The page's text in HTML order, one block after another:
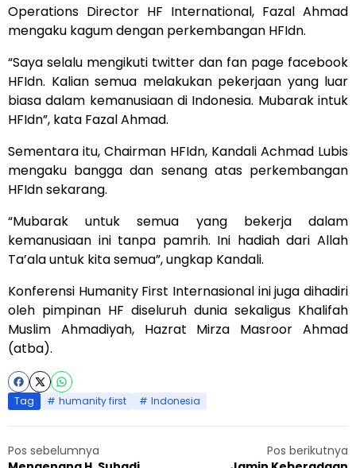
Operations Director HF International, Fazal Ahmad
mengaku kagum dengan perkembangan HFIdn.
“Saya selalu mengikuti twitter dan fan page facebook
HFIdn. Kalian semua melakukan pekerjaan yang luar
biasa dalam kemanusiaan di Indonesia. Mubarak intuk
HFIdn”, kata Fazal Ahmad.
Sementara itu, Chairman HFIdn, Kandali Achmad Lubis
mengaku bangga dan senang atas perkembangan
HFIdn sekarang.
“Mubarak untuk semua yang bekerja dalam
kemanusiaan ini tanpa pamrih. Ini hadiah dari Allah
Ta’ala untuk kita semua”, ungkap Kandali.
Konferensi Humanity First Internasional ini juga dihadiri
oleh pimpinan HF diseluruh dunia sekaligus Khalifah
Muslim Ahmadiyah, Hazrat Mirza Masroor Ahmad
(atba).
Tag humanity first Indonesia
Pos sebelumnya
Pos berikutnya